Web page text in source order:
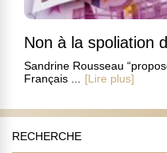
Non à la spoliation
Sandrine Rousseau
Français ...
[Lire plus]
RECHERCHE